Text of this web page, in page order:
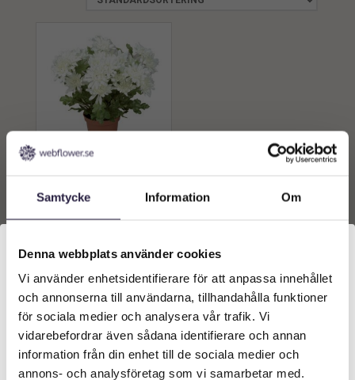
Samtycke Information Om
Denna webbplats använder cookies
Vi använder enhetsidentifierare för att anpassa innehållet
och annonserna till användarna, tillhandahålla funktioner
för sociala medier och analysera vår trafik. Vi
vidarebefordrar även sådana identifierare och annan
information från din enhet till de sociala medier och
annons- och analysföretag som vi samarbetar med.
Från:299
Lägg till i
varukorg
Välkommen till Webflower
Vilken typ av kund är du? Du kan alltid justera ditt val
längst upp på sidan.
Företagskund (exkl. moms)